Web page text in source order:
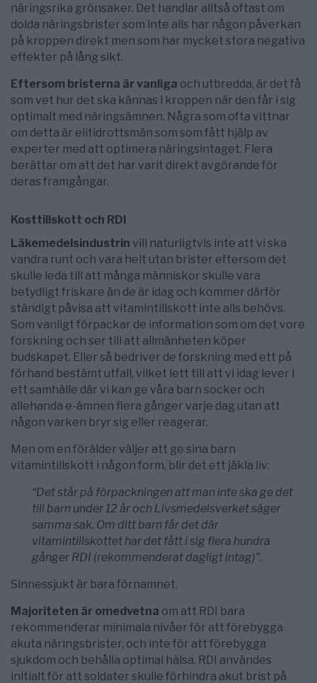
näringsrika grönsaker. Det handlar alltså oftast om
dolda näringsbrister som inte alls har någon påverkan
på kroppen direkt men som har mycket stora negativa
effekter på lång sikt.
Eftersom bristerna är vanliga och utbredda, är det få
som vet hur det ska kännas i kroppen när den får i sig
optimalt med näringsämnen. Några som ofta vittnar
om detta är elitidrottsmän som som fått hjälp av
experter med att optimera näringsintaget. Flera
berättar om att det har varit direkt avgörande för
deras framgångar.
Kosttillskott och RDI
Läkemedelsindustrin vill naturligtvis inte att vi ska
vandra runt och vara helt utan brister eftersom det
skulle leda till att många människor skulle vara
betydligt friskare än de är idag och kommer därför
ständigt påvisa att vitamintillskott inte alls behövs.
Som vanligt förpackar de information som om det vore
forskning och ser till att allmänheten köper
budskapet. Eller så bedriver de forskning med ett på
förhand bestämt utfall, vilket lett till att vi idag lever i
ett samhälle där vi kan ge våra barn socker och
allehanda e-ämnen flera gånger varje dag utan att
någon varken bryr sig eller reagerar.
Men om en förälder väljer att ge sina barn
vitamintillskott i någon form, blir det ett jäkla liv:
“Det står på förpackningen att man inte ska ge det
till barn under 12 år och Livsmedelsverket säger
samma sak. Om ditt barn får det där
vitamintillskottet har det fått i sig flera hundra
gånger RDI (rekommenderat dagligt intag)”.
Sinnessjukt är bara förnamnet.
Majoriteten är omedvetna om att RDI bara
rekommenderar minimala nivåer för att förebygga
akuta näringsbrister, och inte för att förebygga
sjukdom och behålla optimal hälsa. RDI användes
initialt för att soldater skulle förhindra akut brist på